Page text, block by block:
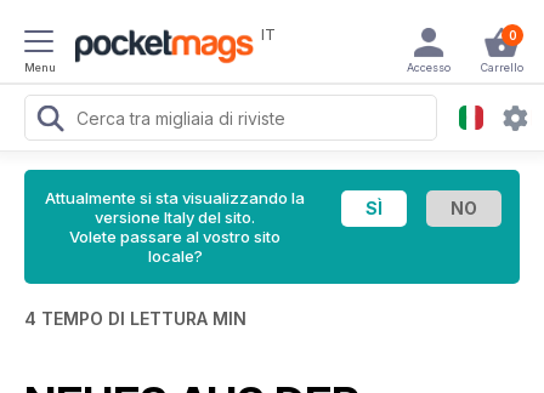
Menu
IT 0
Carrello
Accesso
Attualmente si sta visualizzando la
versione Italy del sito.
Volete passare al vostro sito
locale?
4 TEMPO DI LETTURA MIN